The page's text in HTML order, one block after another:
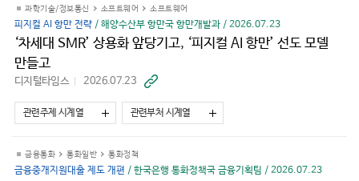
과학기술/정보통신
소프트웨어 소프트웨어
피지컬 AI 항만 전략 / 해양수산부 항만국 항만개발과 / 2026.07.23
‘차세대 SMR’ 상용화 앞당기고, ‘피지컬 AI 항만’ 선도 모델
만들고
디지털타임스 2026.07.23
바
가
기
관련주제 시계열 관련부처 시계열
금융통화 통화일반 통화정책
금융중개지원대출 제도 개편 / 한국은행 통화정책국 금융기획팀 / 2026.07.23